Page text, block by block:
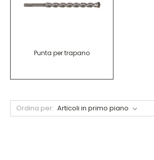
Punta per trapano
Ordina per: